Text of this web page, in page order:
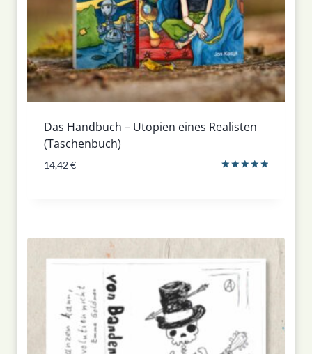
Das Handbuch – Utopien eines Realisten
(Taschenbuch)
14,42€